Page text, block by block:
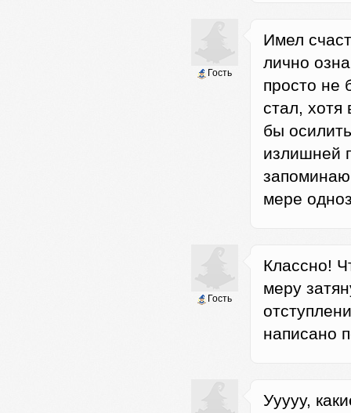
Гость
Имел
лично
просто не
стал, хотя
бы
излишней
мере
Гость
Классно!
меру
написано
Ууууу,